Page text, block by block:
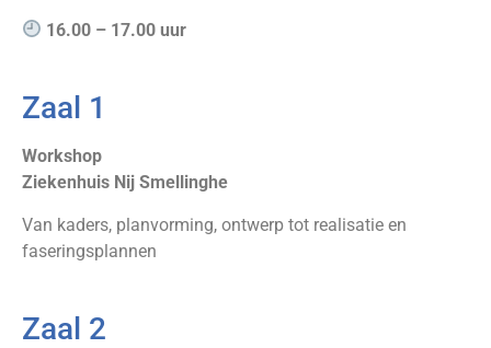
16.00 – 17.00 uur
Zaal 1
Workshop
Ziekenhuis Nij Smellinghe
Van kaders, planvorming, ontwerp tot realisatie en
faseringsplannen
Zaal 2